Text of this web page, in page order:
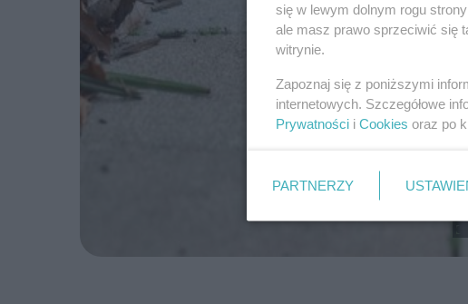
się w lewym dolnym rogu strony
ale masz prawo sprzeciwić się
witrynie.
Zapoznaj się z poniższymi
internetowych. Szczegółowe
Prywatności i Cookies oraz po
PARTNERZY